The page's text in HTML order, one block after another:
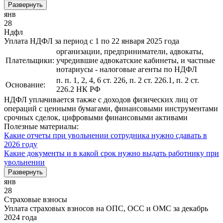
Развернуть
янв
28
Ндфл
Уплата НДФЛ за период с 1 по 22 января 2025 года
Плательщики:
организации, предприниматели, адвокаты,
учредившие адвокатские кабинеты, и частные
нотариусы - налоговые агенты по НДФЛ
Основание:
п. п. 1, 2, 4, 6 ст. 226, п. 2 ст. 226.1, п. 2 ст.
226.2 НК РФ
НДФЛ уплачивается также с доходов физических лиц от
операций с ценными бумагами, финансовыми инструментами
срочных сделок, цифровыми финансовыми активами
Полезные материалы:
Какие отчеты при увольнении сотрудника нужно сдавать в
2026 году
Какие документы и в какой срок нужно выдать работнику при
увольнении
Развернуть
янв
28
Страховые взносы
Уплата страховых взносов на ОПС, ОСС и ОМС за декабрь
2024 года